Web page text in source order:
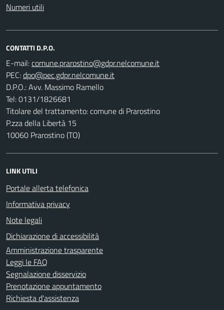
Numeri utili
CONTATTI D.P.O.
E-mail:
PEC:
D.P.O.: Avv. Massimo Ramello
Tel: 0131/1826681
Titolare del trattamento: comune di Prarostino
P.zza della Libertà 15
10060 Prarostino (TO)
LINK UTILI
Portale allerta telefonica
Informativa privacy
Note legali
Dichiarazione di accessibilità
Amministrazione trasparente
Leggi le FAQ
Segnalazione disservizio
Prenotazione appuntamento
Richiesta d'assistenza